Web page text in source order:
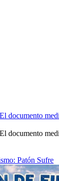
documento
documento
Patón Sufre